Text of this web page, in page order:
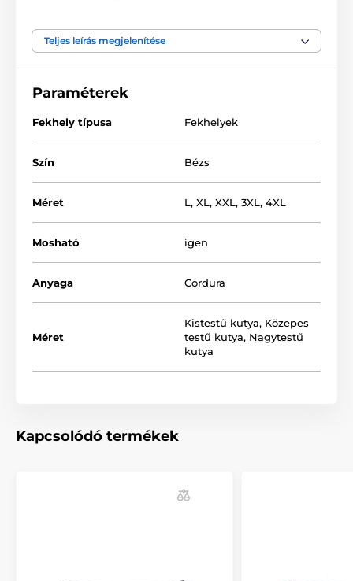
kikapcsolódást. A fekhely belső része minőségi
Cordura anyagból és az oldalfal műbőrből készült. A
karbantartása egyszerű. A huzat mosógépben
mosható (30°).
A Reedog Tommy kutyafekhely alkalmas az összes
kutyafajta számára. Az alábbi táblázat szerint
Teljes leírás megjelenítése
Paraméterek
Fekhely típusa Fekhelyek
Szín Bézs
Méret L, XL, XXL, 3XL, 4XL
Mosható igen
Anyaga Cordura
Méret
Kistestű kutya, Közepes
testű kutya, Nagytestű
kutya
Kapcsolódó termékek